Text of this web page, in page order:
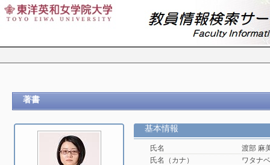
著書
基本情報
氏名
渡部 麻
氏名（カナ）
ワタナ